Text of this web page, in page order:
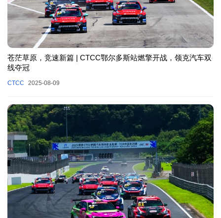
苍茫草原，竞速新篇 | CTCC鄂尔多斯站燃擎开战，领克汽车双
线夺冠
CTCC 2025-08-09